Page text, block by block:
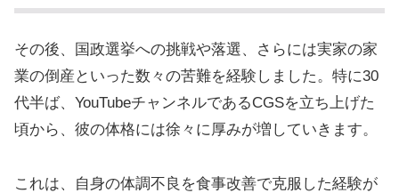
その後、国政選挙への挑戦や落選、さらには実家の家
業の倒産といった数々の苦難を経験しました。特に30
代半ば、YouTubeチャンネルであるCGSを立ち上げた
頃から、彼の体格には徐々に厚みが増していきます。
これは、自身の体調不良を食事改善で克服した経験が